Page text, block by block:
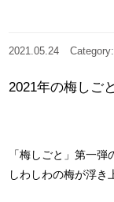
2021.05.24
2021年の梅しご
「梅しごと」第一弾
しわしわの梅が浮き